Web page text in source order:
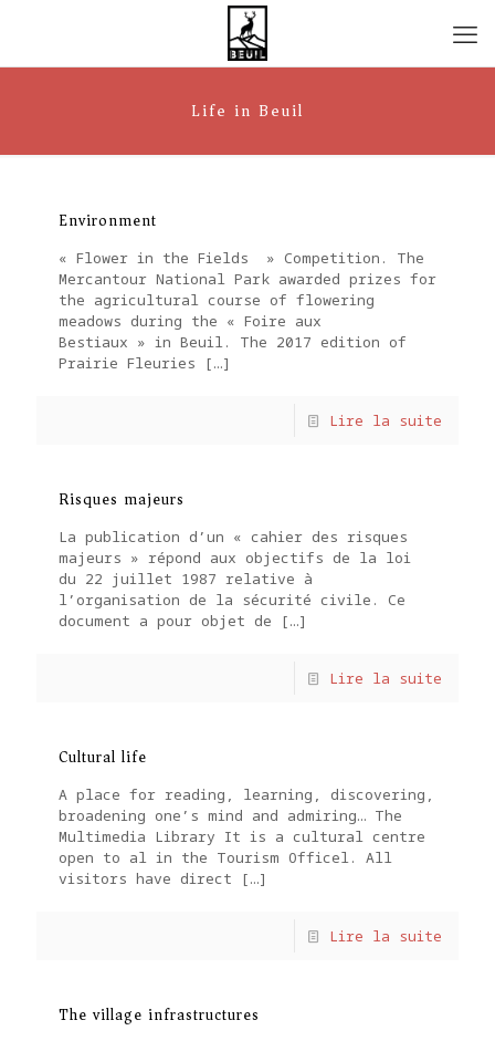
Life in Beuil
Environment
« Flower in the Fields » Competition. The
Mercantour National Park awarded prizes for
the agricultural course of flowering
meadows during the « Foire aux
Bestiaux » in Beuil. The 2017 edition of
Prairie Fleuries […]
Lire la suite
Risques majeurs
La publication d’un « cahier des risques
majeurs » répond aux objectifs de la loi
du 22 juillet 1987 relative à
l’organisation de la sécurité civile. Ce
document a pour objet de […]
Lire la suite
Cultural life
A place for reading, learning, discovering,
broadening one’s mind and admiring… The
Multimedia Library It is a cultural centre
open to al in the Tourism Officel. All
visitors have direct […]
Lire la suite
The village infrastructures